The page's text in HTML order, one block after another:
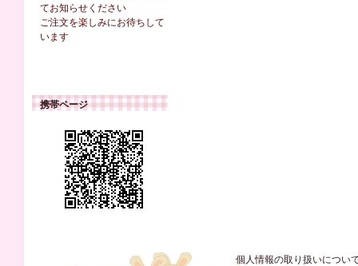
てお知らせください
ご注文を楽しみにお待ちして
います
携帯ページ
個人情報の取り扱いについ